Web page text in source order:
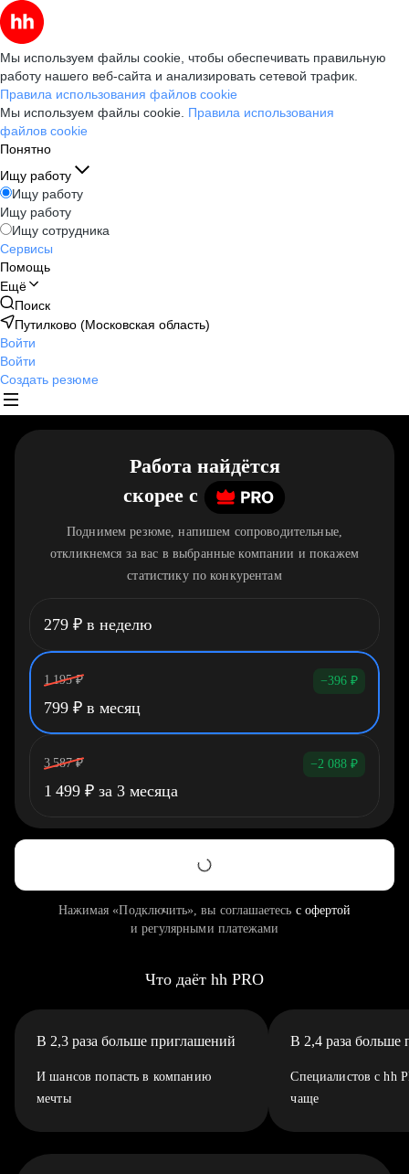
Мы используем файлы cookie, чтобы обеспечивать правильную
работу нашего веб-сайта и анализировать сетевой трафик.
Правила использования файлов cookie
Мы используем файлы cookie. Правила использования
файлов cookie
Понятно
Ищу работу
Ищу работу
Ищу работу
Ищу сотрудника
Сервисы
Помощь
Ещё
Поиск
Путилково (Московская область)
Войти
Войти
Создать резюме
Работа найдётся
скорее c
Поднимем резюме, напишем сопроводительные,
откликнемся за вас в выбранные компании и покажем
статистику по конкурентам
279 ₽ в неделю
1 195 ₽ −396 ₽
799 ₽ в месяц
3 587 ₽ −2 088 ₽
1 499 ₽ за 3 месяца
Нажимая «Подключить», вы соглашаетесь с офертой
и регулярными платежами
Что даёт hh PRO
В 2,3 раза больше приглашений
И шансов попасть в компанию
мечты
В 2,4 раза больше
Специалистов с hh
чаще